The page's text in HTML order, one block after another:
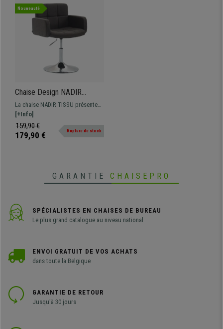
Nouveauté
Chaise Design NADIR
TISSU, Rembourrage
Confortable, Pivotante, en
Tissu Gris Foncé
La chaise NADIR TISSU présente
un design élégant et moderne, un
rembourrage confortable et un
piétement rond en métal chromé.
[+Info]
159,90 €
179,90 € Rupture de stock
GARANTIE CHAISEPRO
SPÉCIALISTES EN CHAISES DE BUREAU
Le plus grand catalogue au niveau national
ENVOI GRATUIT DE VOS ACHATS
dans toute la Belgique
GARANTIE DE RETOUR
Jusqu'à 30 jours